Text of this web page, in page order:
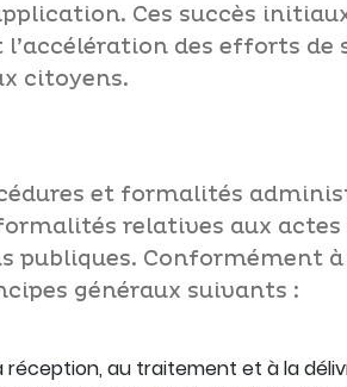
Ces succès
l’accélération des efforts
citoyens.
et formalités
relatives aux
publiques. Conformément
généraux suivants :
au traitement et à la